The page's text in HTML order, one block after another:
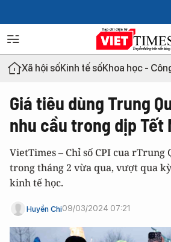
Xã hội sốKinh tế sốKhoa học -
Giá tiêu dùng Trung
nhu cầu trong dịp Tết
VietTimes – Chỉ số CPI cua rTrung
trong tháng 2 vừa qua, vượt qua
kinh tế học.
Huyền Chi09/03/2024 07:21